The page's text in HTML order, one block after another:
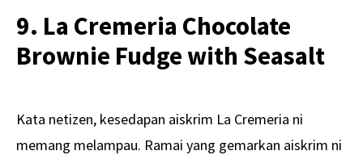
9. La Cremeria Chocolate
Brownie Fudge with Seasalt
Kata netizen, kesedapan aiskrim La Cremeria ni
memang melampau. Ramai yang gemarkan aiskrim ni